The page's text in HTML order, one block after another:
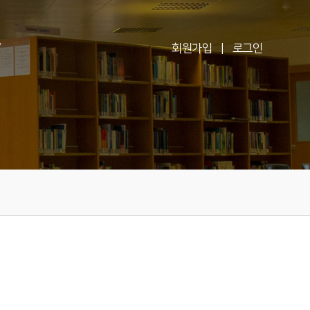
회원가입 로그인